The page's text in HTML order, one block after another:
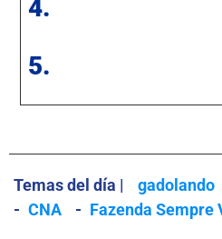
4.
5.
Temas del día | gadolando
- CNA - Fazenda Sempre